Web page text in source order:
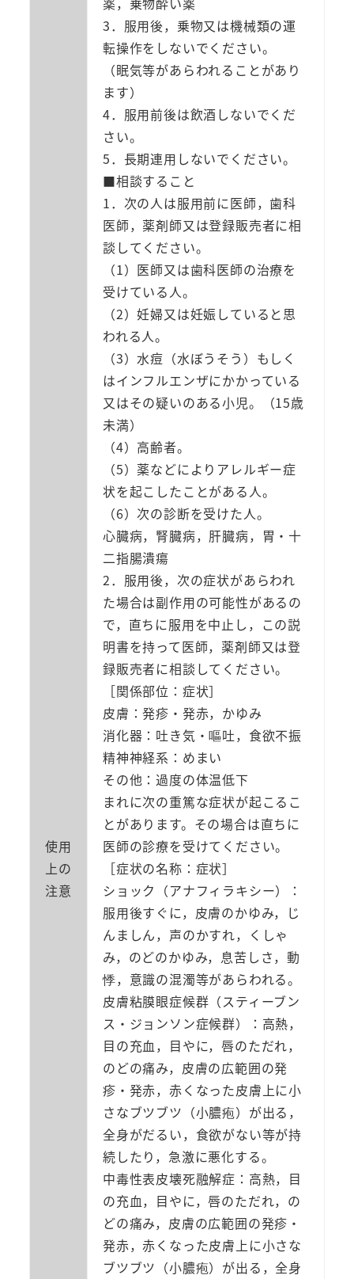
使用
上の
注意
3．服用後，乗物又は機械類の運
転操作をしないでください。
（眠気等があらわれることがあり
ます）
4．服用前後は飲酒しないでくだ
さい。
5．長期連用しないでください。
■相談すること
1．次の人は服用前に医師，歯科
医師，薬剤師又は登録販売者に相
談してください。
（1）医師又は歯科医師の治療を
受けている人。
（2）妊婦又は妊娠していると思
われる人。
（3）水痘（水ぼうそう）もしく
はインフルエンザにかかっている
又はその疑いのある小児。（15歳
未満）
（4）高齢者。
（5）薬などによりアレルギー症
状を起こしたことがある人。
（6）次の診断を受けた人。
心臓病，腎臓病，肝臓病，胃・十
二指腸潰瘍
2．服用後，次の症状があらわれ
た場合は副作用の可能性があるの
で，直ちに服用を中止し，この説
明書を持って医師，薬剤師又は登
録販売者に相談してください。
［関係部位：症状］
皮膚：発疹・発赤，かゆみ
消化器：吐き気・嘔吐，食欲不振
精神神経系：めまい
その他：過度の体温低下
まれに次の重篤な症状が起こるこ
とがあります。その場合は直ちに
医師の診療を受けてください。
［症状の名称：症状］
ショック（アナフィラキシー）：
服用後すぐに，皮膚のかゆみ，じ
んましん，声のかすれ，くしゃ
み，のどのかゆみ，息苦しさ，動
悸，意識の混濁等があらわれる。
皮膚粘膜眼症候群（スティーブン
ス・ジョンソン症候群）：高熱，
目の充血，目やに，唇のただれ，
のどの痛み，皮膚の広範囲の発
疹・発赤，赤くなった皮膚上に小
さなブツブツ（小膿疱）が出る，
全身がだるい，食欲がない等が持
続したり，急激に悪化する。
中毒性表皮壊死融解症：高熱，目
の充血，目やに，唇のただれ，の
どの痛み，皮膚の広範囲の発疹・
発赤，赤くなった皮膚上に小さな
ブツブツ（小膿疱）が出る，全身